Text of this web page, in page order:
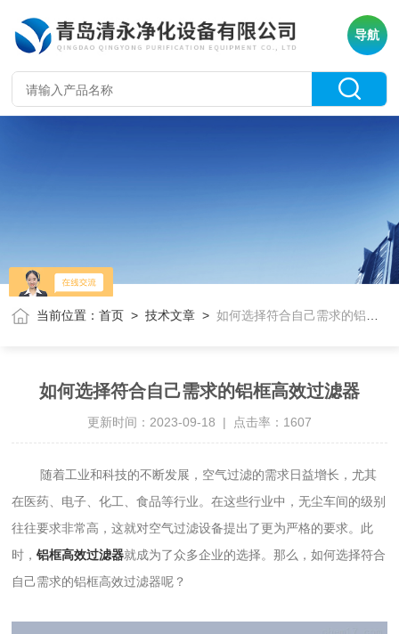
导航
当前位置：首页 >技术文章 >如何选择符合自己需求的铝框高效过滤器
如何选择符合自己需求的铝框高效过滤器
更新时间：2023-09-18 | 点击率：1607
随着工业和科技的不断发展，空气过滤的需求日益增长，尤其
在医药、电子、化工、食品等行业。在这些行业中，无尘车间的级别
往往要求非常高，这就对空气过滤设备提出了更为严格的要求。此
时，铝框高效过滤器就成为了众多企业的选择。那么，如何选择符合
自己需求的铝框高效过滤器呢？